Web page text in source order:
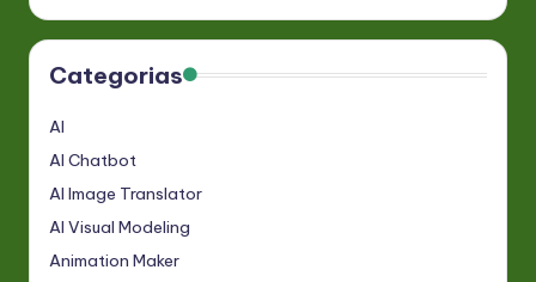
Categorias
AI
AI Chatbot
AI Image Translator
AI Visual Modeling
Animation Maker